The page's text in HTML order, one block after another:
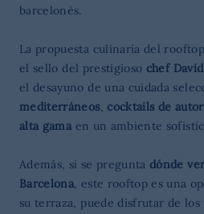
barcelonés.
La propuesta culinaria del
el sello del prestigioso chef
el desayuno de una cuidada
mediterráneos,cocktails de autor
alta gamaen un ambiente
Además, si se pregunta dónde
Barcelona, este rooftop es una
su terraza, puede disfrutar de